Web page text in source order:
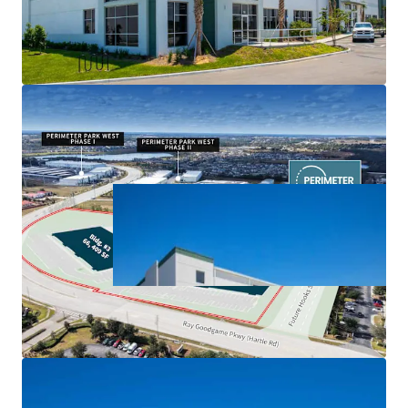
Environment
Strategic Location with Superior Connectivity